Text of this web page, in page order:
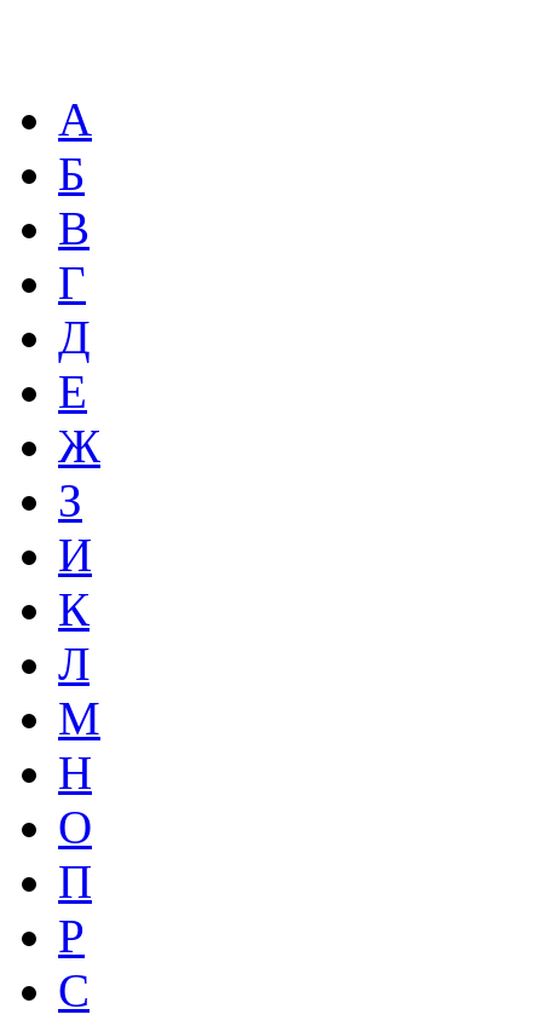
А
Б
В
Г
Д
Е
Ж
З
И
К
Л
М
Н
О
П
Р
С